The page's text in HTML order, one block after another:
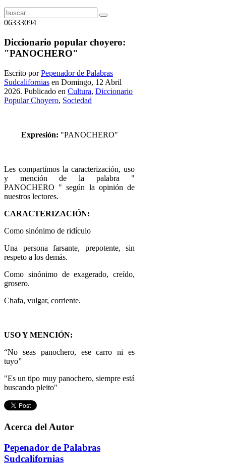
06333094
Diccionario popular choyero:
"PANOCHERO"
Escrito porPepenador de Palabras
Sudcalifornias en Domingo, 12 Abril
2026. Publicado en Cultura, Diccionario
Popular Choyero, Sociedad
Expresión: "PANOCHERO"
Les compartimos la caracterización, uso
y mención de la palabra "
PANOCHERO " según la opinión de
nuestros lectores.
CARACTERIZACIÓN:
Como sinónimo de ridículo
Una persona farsante, prepotente, sin
respeto a los demás.
Como sinónimo de exagerado, creído,
grosero.
Chafa, vulgar, corriente.
USO Y MENCIÓN:
“No seas panochero, ese carro ni es
tuyo”
"Es un tipo muy panochero, siempre está
buscando pleito"
Acerca del Autor
Pepenador de Palabras
Sudcalifornias